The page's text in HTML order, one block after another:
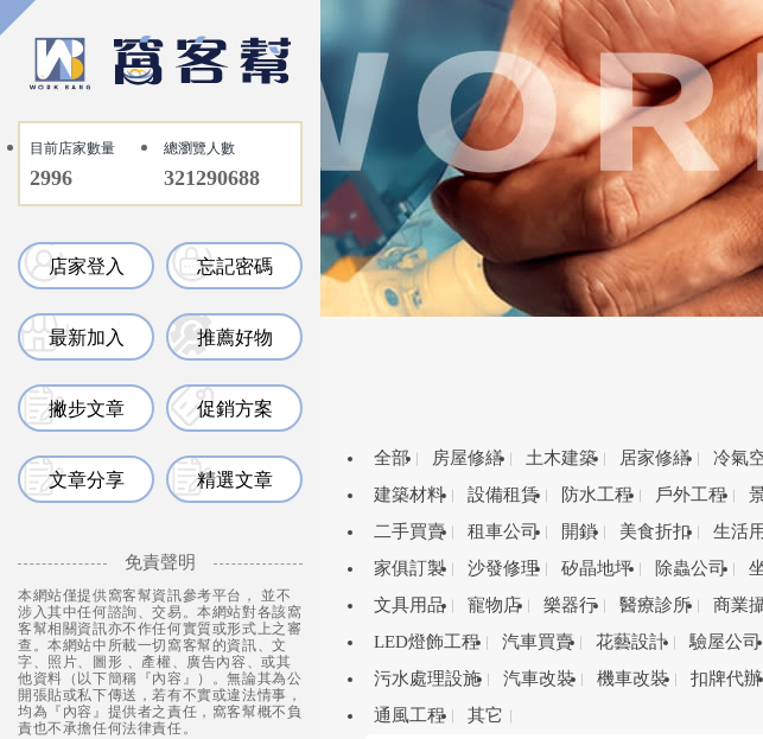
目前店家數量
2996
總瀏覽人數
321290688
店家登入 忘記密碼
最新加入 推薦好物
撇步文章 促銷方案
文章分享 精選文章
免責聲明
本網站僅提供窩客幫資訊參考平台， 並不
涉入其中任何諮詢、交易。本網站對各該窩
客幫相關資訊亦不作任何實質或形式上之審
查。本網站中所載一切窩客幫的資訊、文
字、照片、圖形 、產權、廣告內容、或其
他資料（以下簡稱『內容』）。無論其為公
開張貼或私下傳送，若有不實或違法情事，
均為『內容』提供者之責任，窩客幫概不負
責也不承擔任何法律責任。
全部 房屋修繕 土木建築 居家修繕 冷氣
建築材料
設備租賃 防水工程 戶外工程
二手買賣
租車公司 開鎖 美食折扣 生活
家俱訂製
沙發修理 矽晶地坪 除蟲公司
文具用品
寵物店 樂器行 醫療診所 商業
LED燈飾工程
汽車買賣 花藝設計 驗屋公司
污水處理設施
汽車改裝 機車改裝 扣牌代辦
通風工程
其它